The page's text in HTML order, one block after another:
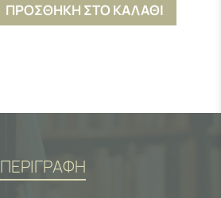
ΠΡΟΣΘΗΚΗ ΣΤΟ ΚΑΛΑΘΙ
ΠΕΡΙΓΡΑΦΗ